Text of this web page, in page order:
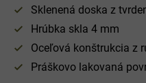
Sklenená doska z
Hrúbka skla 4 mm
Oceľová konštrukcia z
Práškovo lakovaná